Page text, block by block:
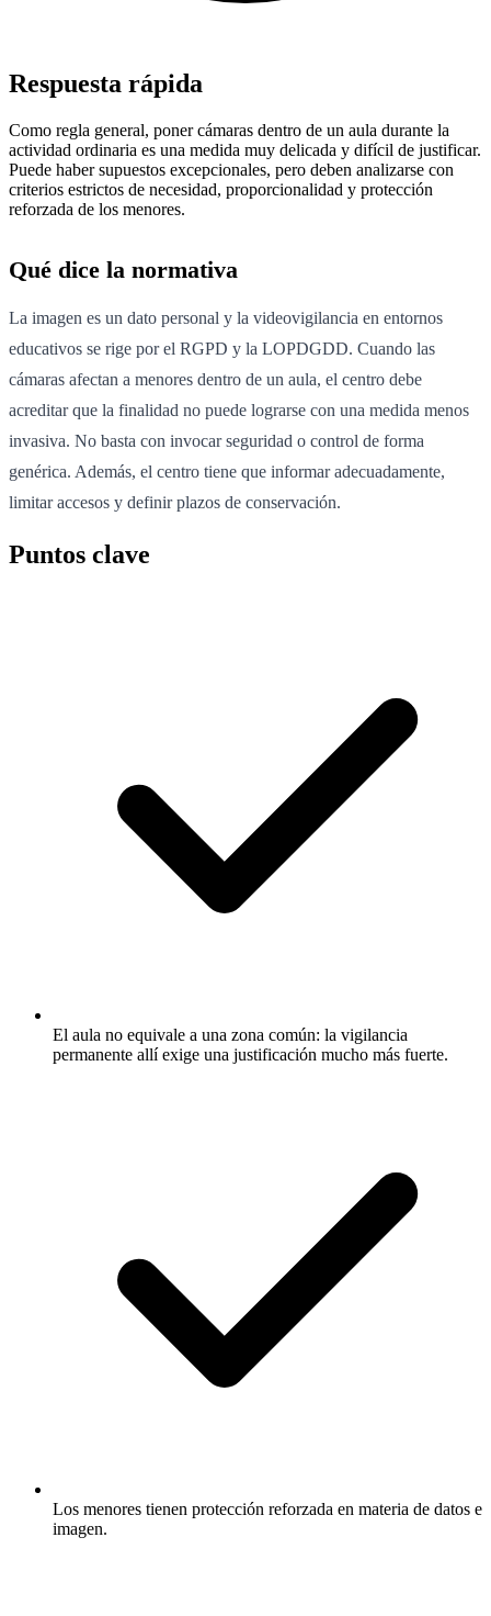
Respuesta rápida
Como regla general, poner cámaras dentro de un aula durante la
actividad ordinaria es una medida muy delicada y difícil de justificar.
Puede haber supuestos excepcionales, pero deben analizarse con
criterios estrictos de necesidad, proporcionalidad y protección
reforzada de los menores.
Qué dice la normativa
La imagen es un dato personal y la videovigilancia en entornos
educativos se rige por el RGPD y la LOPDGDD. Cuando las
cámaras afectan a menores dentro de un aula, el centro debe
acreditar que la finalidad no puede lograrse con una medida menos
invasiva. No basta con invocar seguridad o control de forma
genérica. Además, el centro tiene que informar adecuadamente,
limitar accesos y definir plazos de conservación.
Puntos clave
El aula no equivale a una zona común: la vigilancia
permanente allí exige una justificación mucho más fuerte.
Los menores tienen protección reforzada en materia de datos e
imagen.